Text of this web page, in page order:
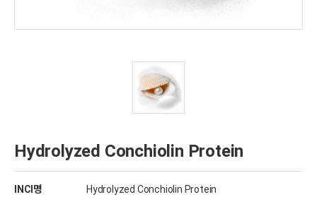
Hydrolyzed Conchiolin Protein
INCI명 Hydrolyzed Conchiolin Protein